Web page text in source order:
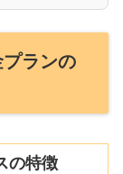
プランの
の特徴